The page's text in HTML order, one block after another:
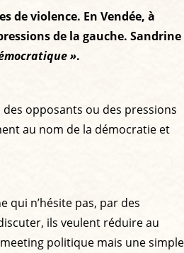
de violence. En Vendée, à
de la gauche. Sandrine
».
opposants ou des pressions
au nom de la démocratie et
qui n’hésite pas, par des
ils veulent réduire au
politique mais une simple